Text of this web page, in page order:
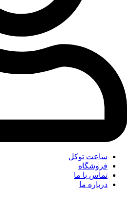
ساعت توکل
فروشگاه
تماس با ما
درباره ما